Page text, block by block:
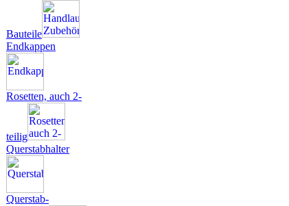
Bauteile
Endkappen
Rosetten, auch 2-
teilig
Querstabhalter
Querstab-